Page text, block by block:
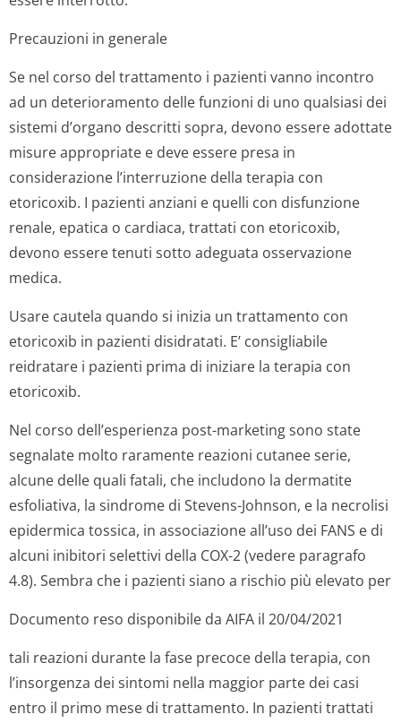
Precauzioni in generale
Se nel corso del trattamento i pazienti vanno incontro
ad un deterioramento delle funzioni di uno qualsiasi dei
sistemi d’organo descritti sopra, devono essere adottate
misure appropriate e deve essere presa in
considerazione l’interruzione della terapia con
etoricoxib. I pazienti anziani e quelli con disfunzione
renale, epatica o cardiaca, trattati con etoricoxib,
devono essere tenuti sotto adeguata osservazione
medica.
Usare cautela quando si inizia un trattamento con
etoricoxib in pazienti disidratati. E’ consigliabile
reidratare i pazienti prima di iniziare la terapia con
etoricoxib.
Nel corso dell’esperienza post-marketing sono state
segnalate molto raramente reazioni cutanee serie,
alcune delle quali fatali, che includono la dermatite
esfoliativa, la sindrome di Stevens-Johnson, e la necrolisi
epidermica tossica, in associazione all’uso dei FANS e di
alcuni inibitori selettivi della COX-2 (vedere paragrafo
4.8). Sembra che i pazienti siano a rischio più elevato per
Documento reso disponibile da AIFA il 20/04/2021
tali reazioni durante la fase precoce della terapia, con
l’insorgenza dei sintomi nella maggior parte dei casi
entro il primo mese di trattamento. In pazienti trattati